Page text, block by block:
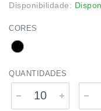
Disponibilidade:
CORES
QUANTIDADES